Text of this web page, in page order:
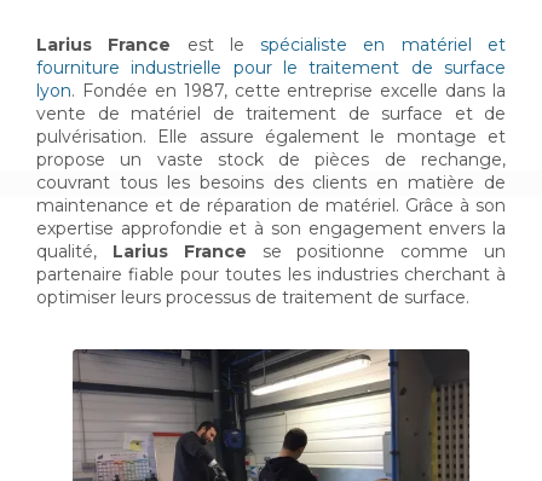
Larius France est lespécialiste en matériel et
fourniture industrielle pour le traitement de surface
lyon. Fondée en 1987, cette entreprise excelle dans la
vente de matériel de traitement de surface et de
pulvérisation. Elle assure également le montage et
propose un vaste stock de pièces de rechange,
couvrant tous les besoins des clients en matière de
maintenance et de réparation de matériel. Grâce à son
expertise approfondie et à son engagement envers la
qualité, Larius France se positionne comme un
partenaire fiable pour toutes les industries cherchant à
optimiser leurs processus de traitement de surface.